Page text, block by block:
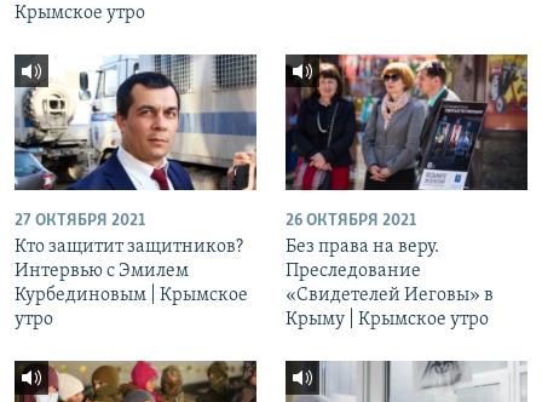
Крымское утро
27 ОКТЯБРЯ 2021
Кто защитит защитников?
Интервью с Эмилем
Курбединовым | Крымское
утро
26 ОКТЯБРЯ 2021
Без права на веру.
Преследование
«Свидетелей Иеговы» в
Крыму | Крымское утро